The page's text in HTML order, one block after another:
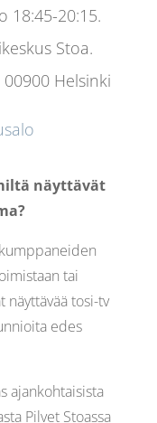
18:45-20:15.
Stoa.
Helsinki
näyttävät
tai
näyttävää tosi-tv
edes
ajankohtaisista
Pilvet Stoassa